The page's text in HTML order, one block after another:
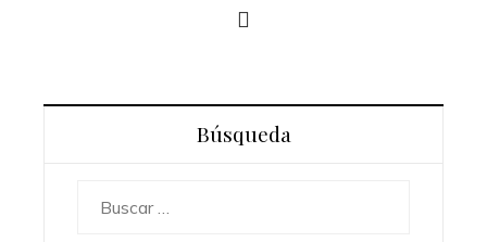
Búsqueda